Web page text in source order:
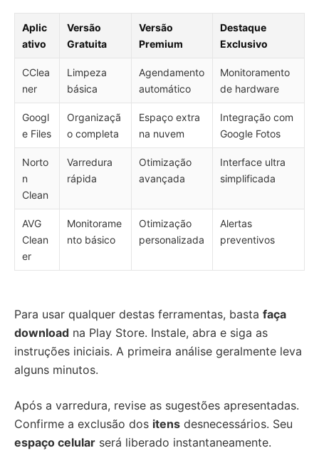
Aplic
ativo
Versão
Gratuita
Versão
Premium
Destaque
Exclusivo
CClea
ner
Limpeza
básica
Agendamento
automático
Monitoramento
de hardware
Googl
e Files
Organizaçã
o completa
Espaço extra
na nuvem
Integração com
Google Fotos
Norto
n
Clean
Varredura
rápida
Otimização
avançada
Interface ultra
simplificada
AVG
Clean
er
Monitorame
nto básico
Otimização
personalizada
Alertas
preventivos
Para usar qualquer destas ferramentas, basta faça
download na Play Store. Instale, abra e siga as
instruções iniciais. A primeira análise geralmente leva
alguns minutos.
Após a varredura, revise as sugestões apresentadas.
Confirme a exclusão dos itens desnecessários. Seu
espaço celular será liberado instantaneamente.